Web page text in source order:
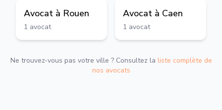
Avocat à Rouen
1 avocat
Avocat à Caen
1 avocat
Ne trouvez-vous pas votre ville ? Consultez la liste complète de
nos avocats